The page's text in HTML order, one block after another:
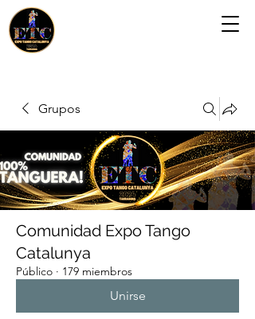
Grupos
Comunidad Expo Tango
Catalunya
Público · 179 miembros
Unirse